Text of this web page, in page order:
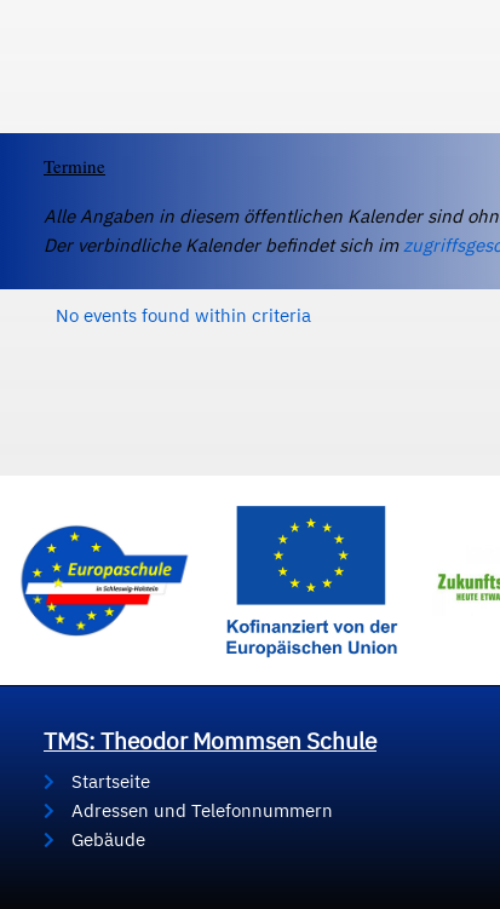
Termine
Alle Angaben in diesem öffentlichen Kalender sind
Der verbindliche Kalender befindet sich im
No events found within criteria
TMS: Theodor Mommsen Schule
Startseite
Adressen und Telefonnummern
Gebäude